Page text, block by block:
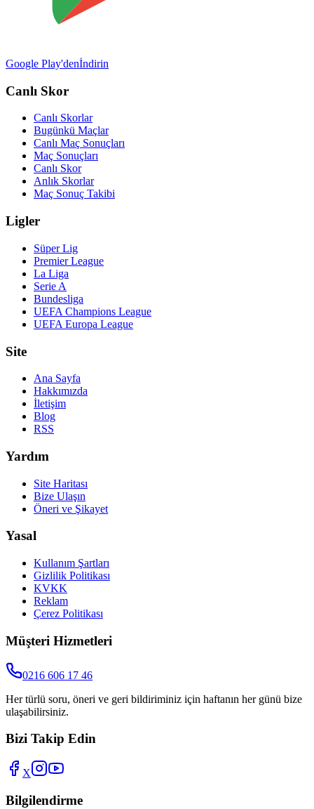
Google Play'denİndirin
Canlı Skor
Canlı Skorlar
Bugünkü Maçlar
Canlı Maç Sonuçları
Maç Sonuçları
Canlı Skor
Anlık Skorlar
Maç Sonuç Takibi
Ligler
Süper Lig
Premier League
La Liga
Serie A
Bundesliga
UEFA Champions League
UEFA Europa League
Site
Ana Sayfa
Hakkımızda
İletişim
Blog
RSS
Yardım
Site Haritası
Bize Ulaşın
Öneri ve Şikayet
Yasal
Kullanım Şartları
Gizlilik Politikası
KVKK
Reklam
Çerez Politikası
Müşteri Hizmetleri
0216 606 17 46
Her türlü soru, öneri ve geri bildiriminiz için haftanın her günü bize
ulaşabilirsiniz.
Bizi Takip Edin
X
Bilgilendirme